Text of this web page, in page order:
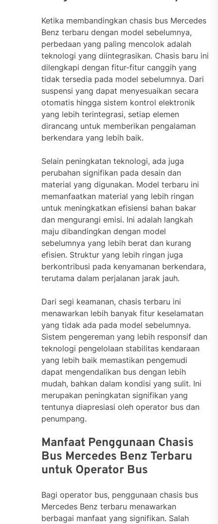
Ketika membandingkan chasis bus Mercedes
Benz terbaru dengan model sebelumnya,
perbedaan yang paling mencolok adalah
teknologi yang diintegrasikan. Chasis baru ini
dilengkapi dengan fitur-fitur canggih yang
tidak tersedia pada model sebelumnya. Dari
suspensi yang dapat menyesuaikan secara
otomatis hingga sistem kontrol elektronik
yang lebih terintegrasi, setiap elemen
dirancang untuk memberikan pengalaman
berkendara yang lebih baik.
Selain peningkatan teknologi, ada juga
perubahan signifikan pada desain dan
material yang digunakan. Model terbaru ini
memanfaatkan material yang lebih ringan
untuk meningkatkan efisiensi bahan bakar
dan mengurangi emisi. Ini adalah langkah
maju dibandingkan dengan model
sebelumnya yang lebih berat dan kurang
efisien. Struktur yang lebih ringan juga
berkontribusi pada kenyamanan berkendara,
terutama dalam perjalanan jarak jauh.
Dari segi keamanan, chasis terbaru ini
menawarkan lebih banyak fitur keselamatan
yang tidak ada pada model sebelumnya.
Sistem pengereman yang lebih responsif dan
teknologi pengelolaan stabilitas kendaraan
yang lebih baik memastikan pengemudi
dapat mengendalikan bus dengan lebih
mudah, bahkan dalam kondisi yang sulit. Ini
merupakan peningkatan signifikan yang
tentunya diapresiasi oleh operator bus dan
penumpang.
Manfaat Penggunaan Chasis
Bus Mercedes Benz Terbaru
untuk Operator Bus
Bagi operator bus, penggunaan chasis bus
Mercedes Benz terbaru menawarkan
berbagai manfaat yang signifikan. Salah